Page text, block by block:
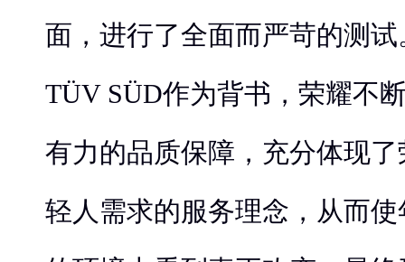
面，进行了全面而严苛的测
TÜV SÜD作为背书，荣耀不
有力的品质保障，充分体现
轻人需求的服务理念，从而